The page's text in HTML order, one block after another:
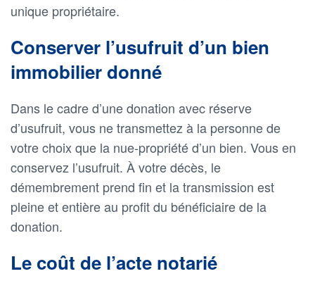
unique propriétaire.
Conserver l’usufruit d’un bien
immobilier donné
Dans le cadre d’une donation avec réserve
d’usufruit, vous ne transmettez à la personne de
votre choix que la nue-propriété d’un bien. Vous en
conservez l’usufruit. À votre décès, le
démembrement prend fin et la transmission est
pleine et entière au profit du bénéficiaire de la
donation.
Le coût de l’acte notarié